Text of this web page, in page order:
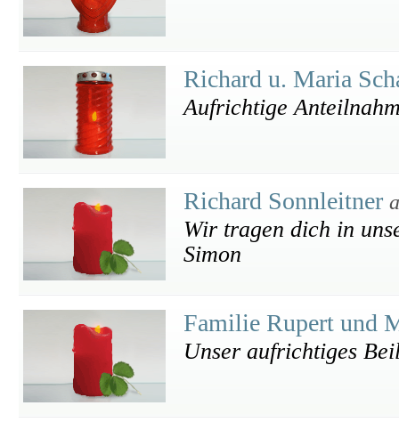
Richard u. Maria
Aufrichtige
Richard Sonnleitner
Wir tragen dich in
Simon
Familie Rupert und
Unser aufrichtiges